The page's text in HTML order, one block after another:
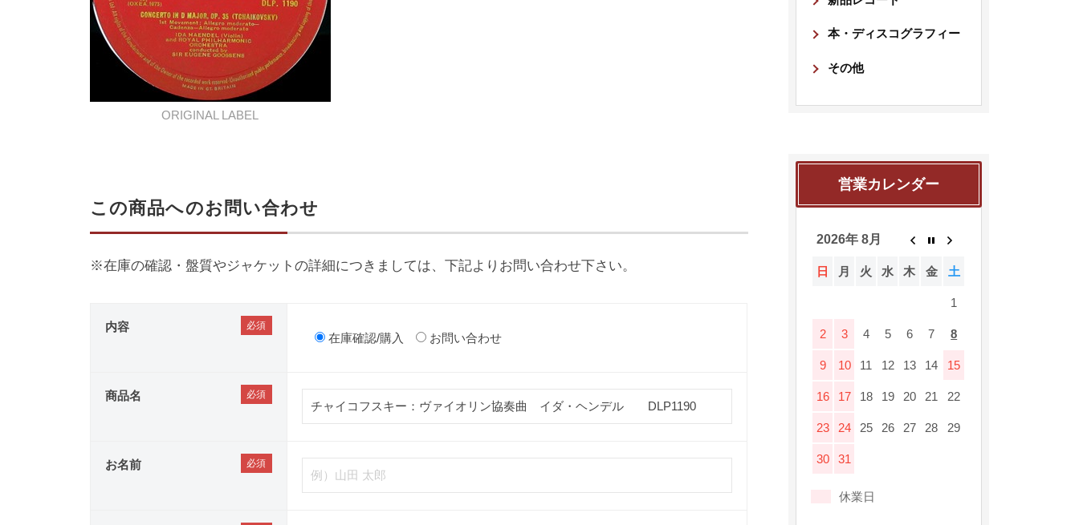
ORIGINAL LABEL
この商品へのお問い合わせ
※在庫の確認・盤質やジャケットの詳細につきましては、下記よりお問い合わせ下さい。
内容
在庫確認/購入
お問い合わせ
商品名
お名前
本・ディスコグラフィー
その他
営業カレンダー
2026年 8月
日 月 火 水 木 金 土
1
2 3 4 5 6 7 8
9 10 11 12 13 14 15
16 17 18 19 20 21 22
23 24 25 26 27 28 29
30 31
休業日